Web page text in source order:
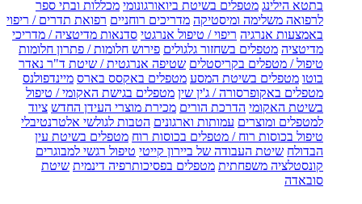
בתטא הילינג מטפלים בשיטת ביואורגונומי מכללות ובתי ספר
לרפואה משלימה ומיסטיקה מדריכים רוחניים רפואת תדרים / ריפוי
באמצעות אנרגיה ריפוי / טיפול אנרגטי סדנאות מדיטציה / מדריכי
מדיטציה מטפלים בשחזור גלגולים פירוש חלומות / פתרון חלומות
טיפול / מטפלים בקריסטלים שטיפה אנרגטית / שיטת ד"ר נאדר
בוטו מטפלים בשיטת המסע מטפלים באקסס בארס מיינדפולנס
מטפלים באקופרסורה / ג'ין שין מטפלים בגישת האקומי / טיפול
בשיטת האקומי הדרכת הורים מכירת מוצרי העידן החדש ציוד
למטפלים ומוצרים עמותות וארגונים הטבות לגולשי אלטרנטיבלי
טיפול בכוסות רוח / מטפלים בכוסות רוח מטפלים בשיטת עין
הבדולח שיטת העבודה של ביירון קייטי טיפול רגשי למבוגרים
קונסטלציה משפחתית מטפלים בפסיכותרפיה דינמית שיטת
סובאדה